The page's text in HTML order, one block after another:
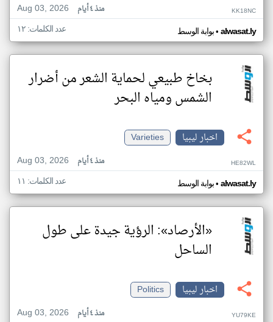
Aug 03, 2026
منذ ٤ أيام KK18NC
بوابة الوسط• alwasat.ly عدد الكلمات: ١٢
بخاخ طبيعي لحماية الشعر من أضرار
الشمس ومياه البحر
اخبار ليبيا
Varieties
Aug 03, 2026
منذ ٤ أيام HE82WL
بوابة الوسط• alwasat.ly عدد الكلمات: ١١
«الأرصاد»: الرؤية جيدة على طول
الساحل
اخبار ليبيا
Politics
Aug 03, 2026
منذ ٤ أيام YU79KE